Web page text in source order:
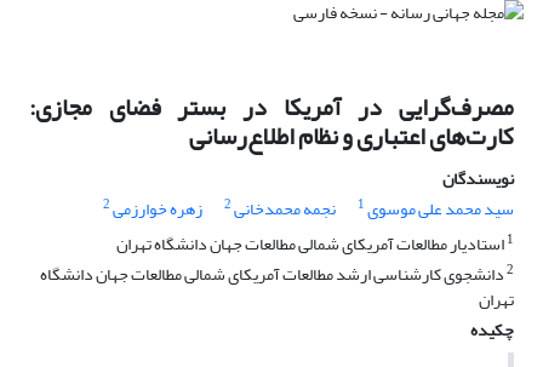
مصرف‌گرایی در آمریکا در بستر فضای مجازی:
کارت‌های اعتباری و نظام اطلاع‌رسانی
نویسندگان
سید محمد علی موسوی1 نجمه محمدخانی2 زهره خوارزمی2
1استادیار مطالعات آمریکای شمالی مطالعات جهان دانشگاه تهران
2دانشجوی کارشناسی ارشد مطالعات آمریکای شمالی مطالعات جهان دانشگاه
تهران
چکیده